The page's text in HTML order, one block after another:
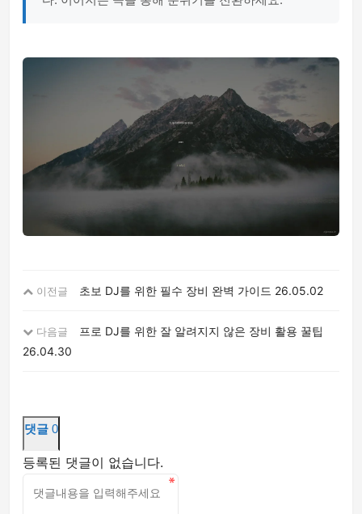
이전글 초보 DJ를 위한 필수 장비 완벽 가이드 26.05.02
다음글
프로 DJ를 위한 잘 알려지지 않은 장비 활용 꿀팁
26.04.30
댓글 0
등록된 댓글이 없습니다.